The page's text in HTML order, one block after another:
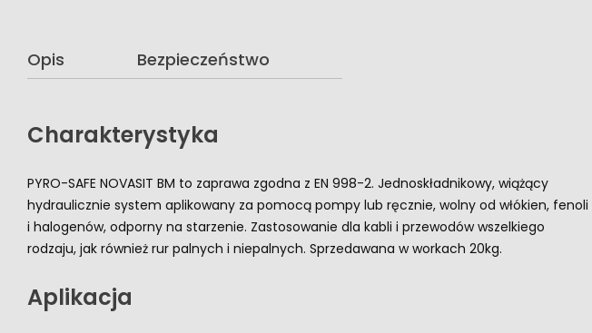
Opis Bezpieczeństwo
Charakterystyka
PYRO-SAFE NOVASIT BM to zaprawa zgodna z EN 998-2. Jednoskładnikowy, wiążący
hydraulicznie system aplikowany za pomocą pompy lub ręcznie, wolny od włókien, fenoli
i halogenów, odporny na starzenie. Zastosowanie dla kabli i przewodów wszelkiego
rodzaju, jak również rur palnych i niepalnych. Sprzedawana w workach 20kg.
Aplikacja